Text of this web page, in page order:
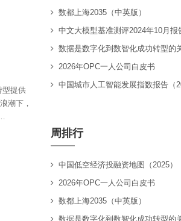
型提供
潮下，
数都上海2035（中英版）
中文大模型基准测评2024年10月报
数据是数字化到数智化成功转型的
2026年OPC一人公司白皮书
中国城市人工智能发展指数报告（2025-
周排行
中国低空经济投融资地图（2025）
2026年OPC一人公司白皮书
数都上海2035（中英版）
数据是数字化到数智化成功转型的